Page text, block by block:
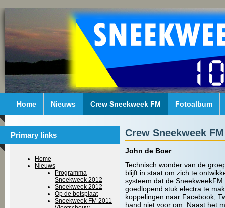
Home Nieuws Crew Sneekweek FM Fotoalbum
Primary links
Home
Nieuws
Programma
Sneekweek 2012
Sneekweek 2012
Op de botsplaat
Sneekweek FM 2011
Crew Sneekweek
John de Boer
Technisch wonder van de
blijft in staat om zich te
systeem dat de
goedlopend stuk electra te
koppelingen naar Facebook,
hand niet voor om. Naast het